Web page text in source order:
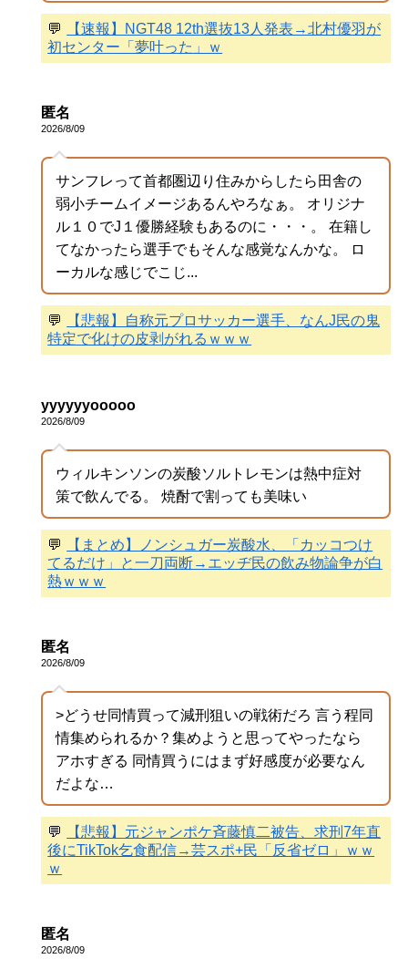
💬
【速報】NGT48 12th選抜13人発表→北村優羽が
初センター「夢叶った」ｗ
匿名
2026/8/09
サンフレって首都圏辺り住みからしたら田舎の
弱小チームイメージあるんやろなぁ。 オリジナ
ル１０でJ１優勝経験もあるのに・・・。 在籍し
てなかったら選手でもそんな感覚なんかな。 ロ
ーカルな感じでこじ...
💬
【悲報】自称元プロサッカー選手、なんJ民の鬼
特定で化けの皮剥がれるｗｗｗ
yyyyyyooooo
2026/8/09
ウィルキンソンの炭酸ソルトレモンは熱中症対
策で飲んでる。 焼酎で割っても美味い
💬
【まとめ】ノンシュガー炭酸水、「カッコつけ
てるだけ」と一刀両断→エッヂ民の飲み物論争が白
熱ｗｗｗ
匿名
2026/8/09
>どうせ同情買って減刑狙いの戦術だろ 言う程同
情集められるか？集めようと思ってやったなら
アホすぎる 同情買うにはまず好感度が必要なん
だよな…
💬
【悲報】元ジャンポケ斉藤慎二被告、求刑7年直
後にTikTok乞食配信→芸スポ+民「反省ゼロ」ｗｗ
ｗ
匿名
2026/8/09